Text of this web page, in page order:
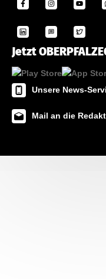
Jetzt
Unsere News-
Mail an die